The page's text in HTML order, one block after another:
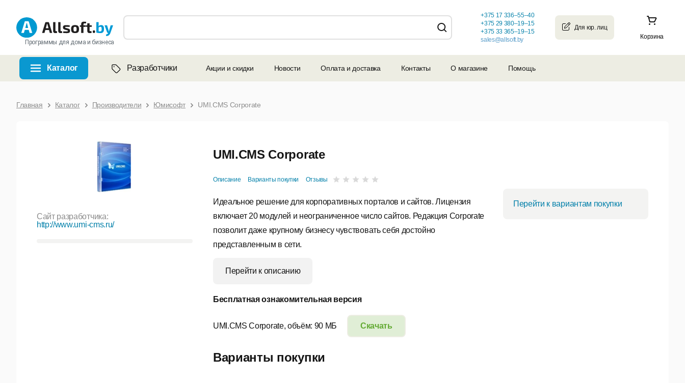
Программы для дома и бизнеса
Корзина
+375 17 336–55–40
+375 29 380–19–15
+375 33 365–19–15
sales@allsoft.by
Каталог Разработчики Акции и скидки Новости Оплата и доставка Контакты О магазине Помощь
Главная Каталог Производители Юмисофт UMI.CMS Corporate
UMI.CMS Corporate
Описание Варианты покупки Отзывы
Сайт разработчика:
http://www.umi-cms.ru/
Идеальное решение для корпоративных порталов и сайтов. Лицензия
включает 20 модулей и неограниченное число сайтов. Редакция Corporate
позволит даже крупному бизнесу чувствовать себя достойно
представленным в сети.
Перейти к описанию
Перейти к вариантам покупки
Бесплатная ознакомительная версия
Скачать
UMI.CMS Corporate, объём: 90 МБ
Варианты покупки